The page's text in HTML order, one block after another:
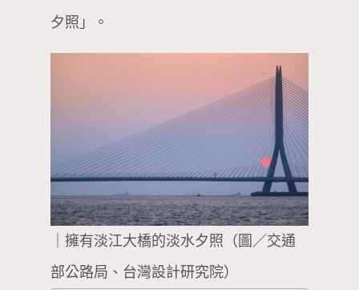
夕照」。
｜擁有淡江大橋的淡水夕照（圖／交通
部公路局、台灣設計研究院）